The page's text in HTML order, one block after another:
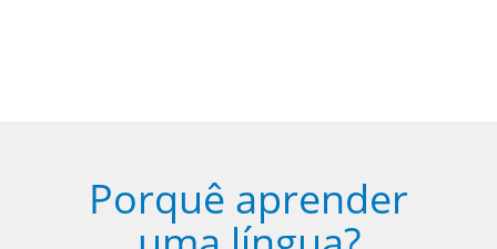
Porquê aprender
uma língua?